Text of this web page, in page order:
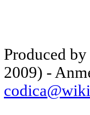
Produced
2009) -